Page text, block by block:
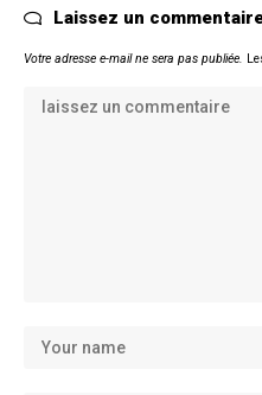
Laissez un
Votre adresse e-mail ne sera pas publiée.